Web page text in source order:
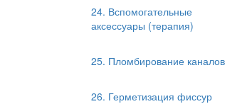
24. Вспомогательные
аксессуары (терапия)
25. Пломбирование каналов
26. Герметизация фиссур